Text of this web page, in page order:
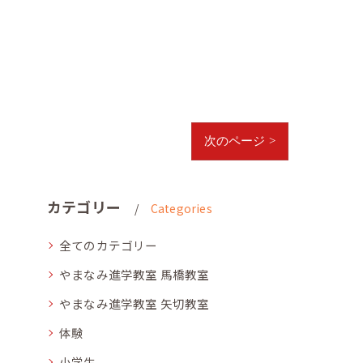
次のページ >
カテゴリー Categories
全てのカテゴリー
やまなみ進学教室 馬橋教室
やまなみ進学教室 矢切教室
体験